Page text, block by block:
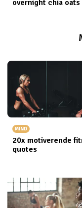
overnight chia oats
MIND
20x motiverende
quotes